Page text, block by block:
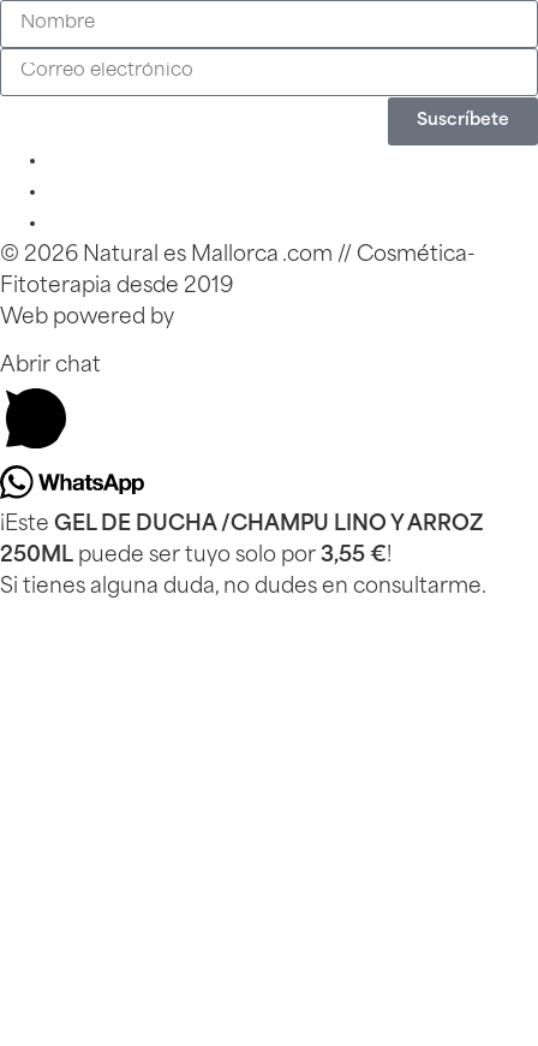
Suscríbete
© 2026 Natural es Mallorca .com // Cosmética-
Fitoterapia desde 2019
Web powered by
Abrir chat
¡Este GEL DE DUCHA /CHAMPU LINO Y ARROZ
250ML puede ser tuyo solo por 3,55 €!
Si tienes alguna duda, no dudes en consultarme.